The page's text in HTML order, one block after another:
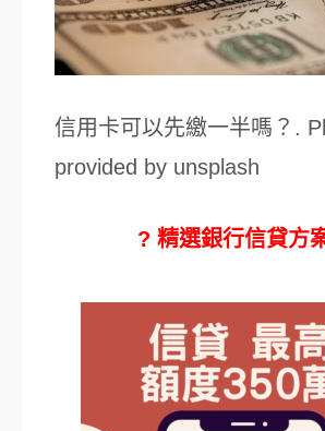
信用卡可以先繳一半嗎？.
provided by unsplash
? 精選銀行信貸方